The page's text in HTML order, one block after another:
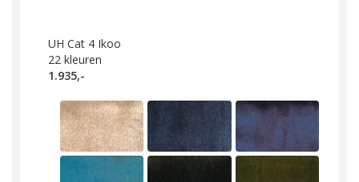
UH Cat 4 Ikoo
22 kleuren
1.935,-